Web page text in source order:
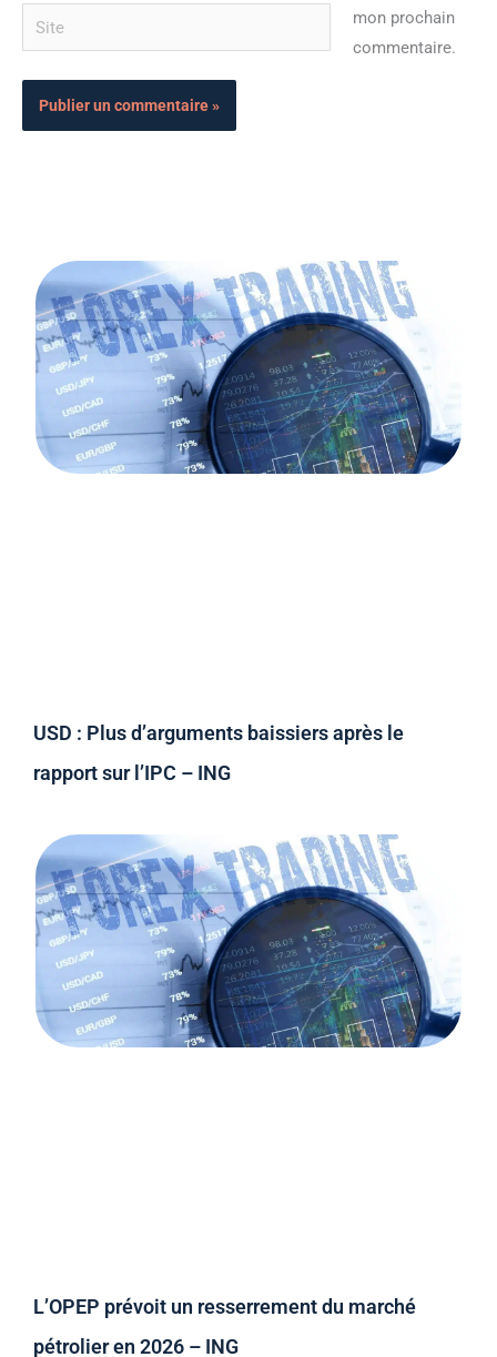
Site
mon prochain
commentaire.
USD : Plus d’arguments baissiers après le
rapport sur l’IPC – ING
L’OPEP prévoit un resserrement du marché
pétrolier en 2026 – ING